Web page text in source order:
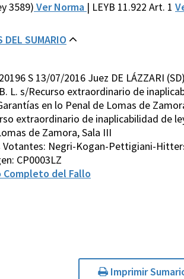
3589) Ver Norma | LEYB 11.922 Art. 1
DEL SUMARIO
S 13/07/2016 Juez DE LÁZZARI
L. s/Recurso extraordinario de
en lo Penal de Lomas de
extraordinario de inaplicabilidad de
de Zamora, Sala III
Votantes: Negri-Kogan-Pettigiani-
CP0003LZ
del Fallo
Imprimir